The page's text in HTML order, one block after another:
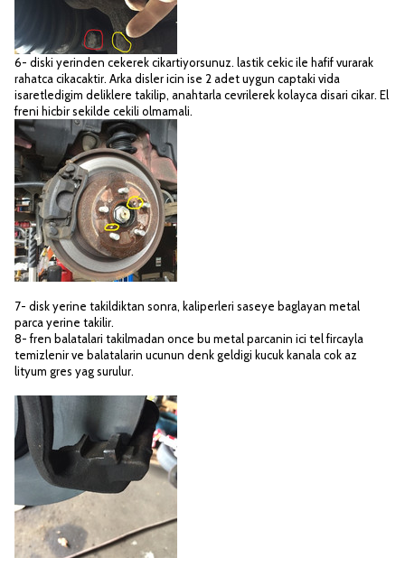
6- diski yerinden cekerek cikartiyorsunuz. lastik cekic ile hafif vurarak
rahatca cikacaktir. Arka disler icin ise 2 adet uygun captaki vida
isaretledigim deliklere takilip, anahtarla cevrilerek kolayca disari cikar. El
freni hicbir sekilde cekili olmamali.
7- disk yerine takildiktan sonra, kaliperleri saseye baglayan metal
parca yerine takilir.
8- fren balatalari takilmadan once bu metal parcanin ici tel fircayla
temizlenir ve balatalarin ucunun denk geldigi kucuk kanala cok az
lityum gres yag surulur.